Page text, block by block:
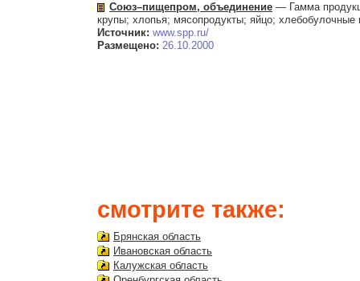
Союз–пищепром, объединение — Гамма
крупы; хлопья; мясопродукты; яйцо; хлебобулочные
Источник: www.spp.ru/
Размещено: 26.10.2000
смотрите также:
Брянская область
Ивановская область
Калужская область